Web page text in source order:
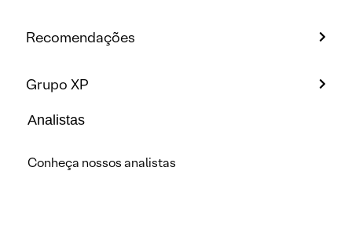
Recomendações
Grupo XP
Analistas
Conheça nossos analistas